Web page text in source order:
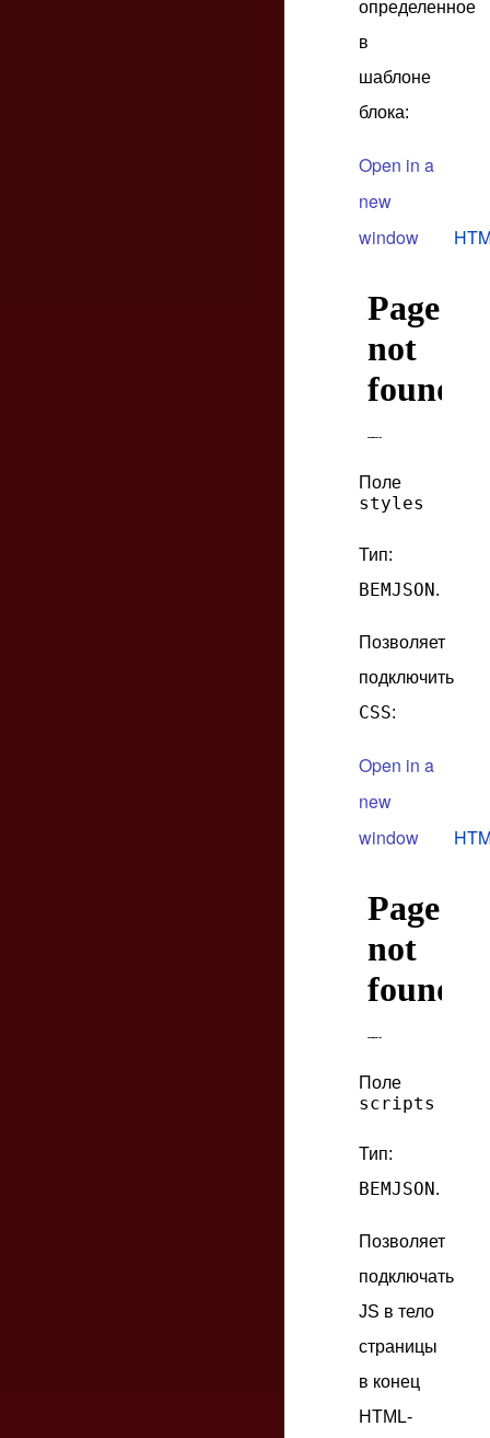
определенное
в
шаблоне
блока:
Open in a
new
window
Поле
styles
Тип:
BEMJSON.
Позволяет
подключить
CSS:
Open in a
new
window
Поле
scripts
Тип:
BEMJSON .
Позволяет
подключать
JS в тело
страницы
в конец
HTML-